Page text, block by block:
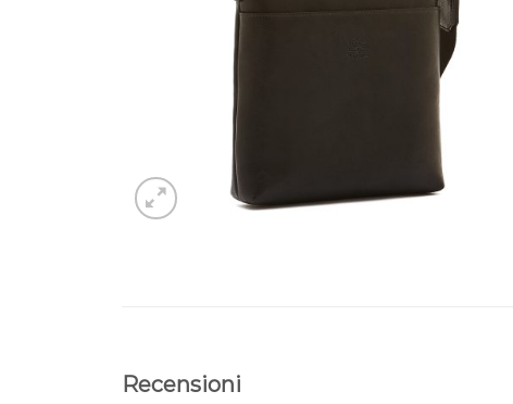
Recensioni